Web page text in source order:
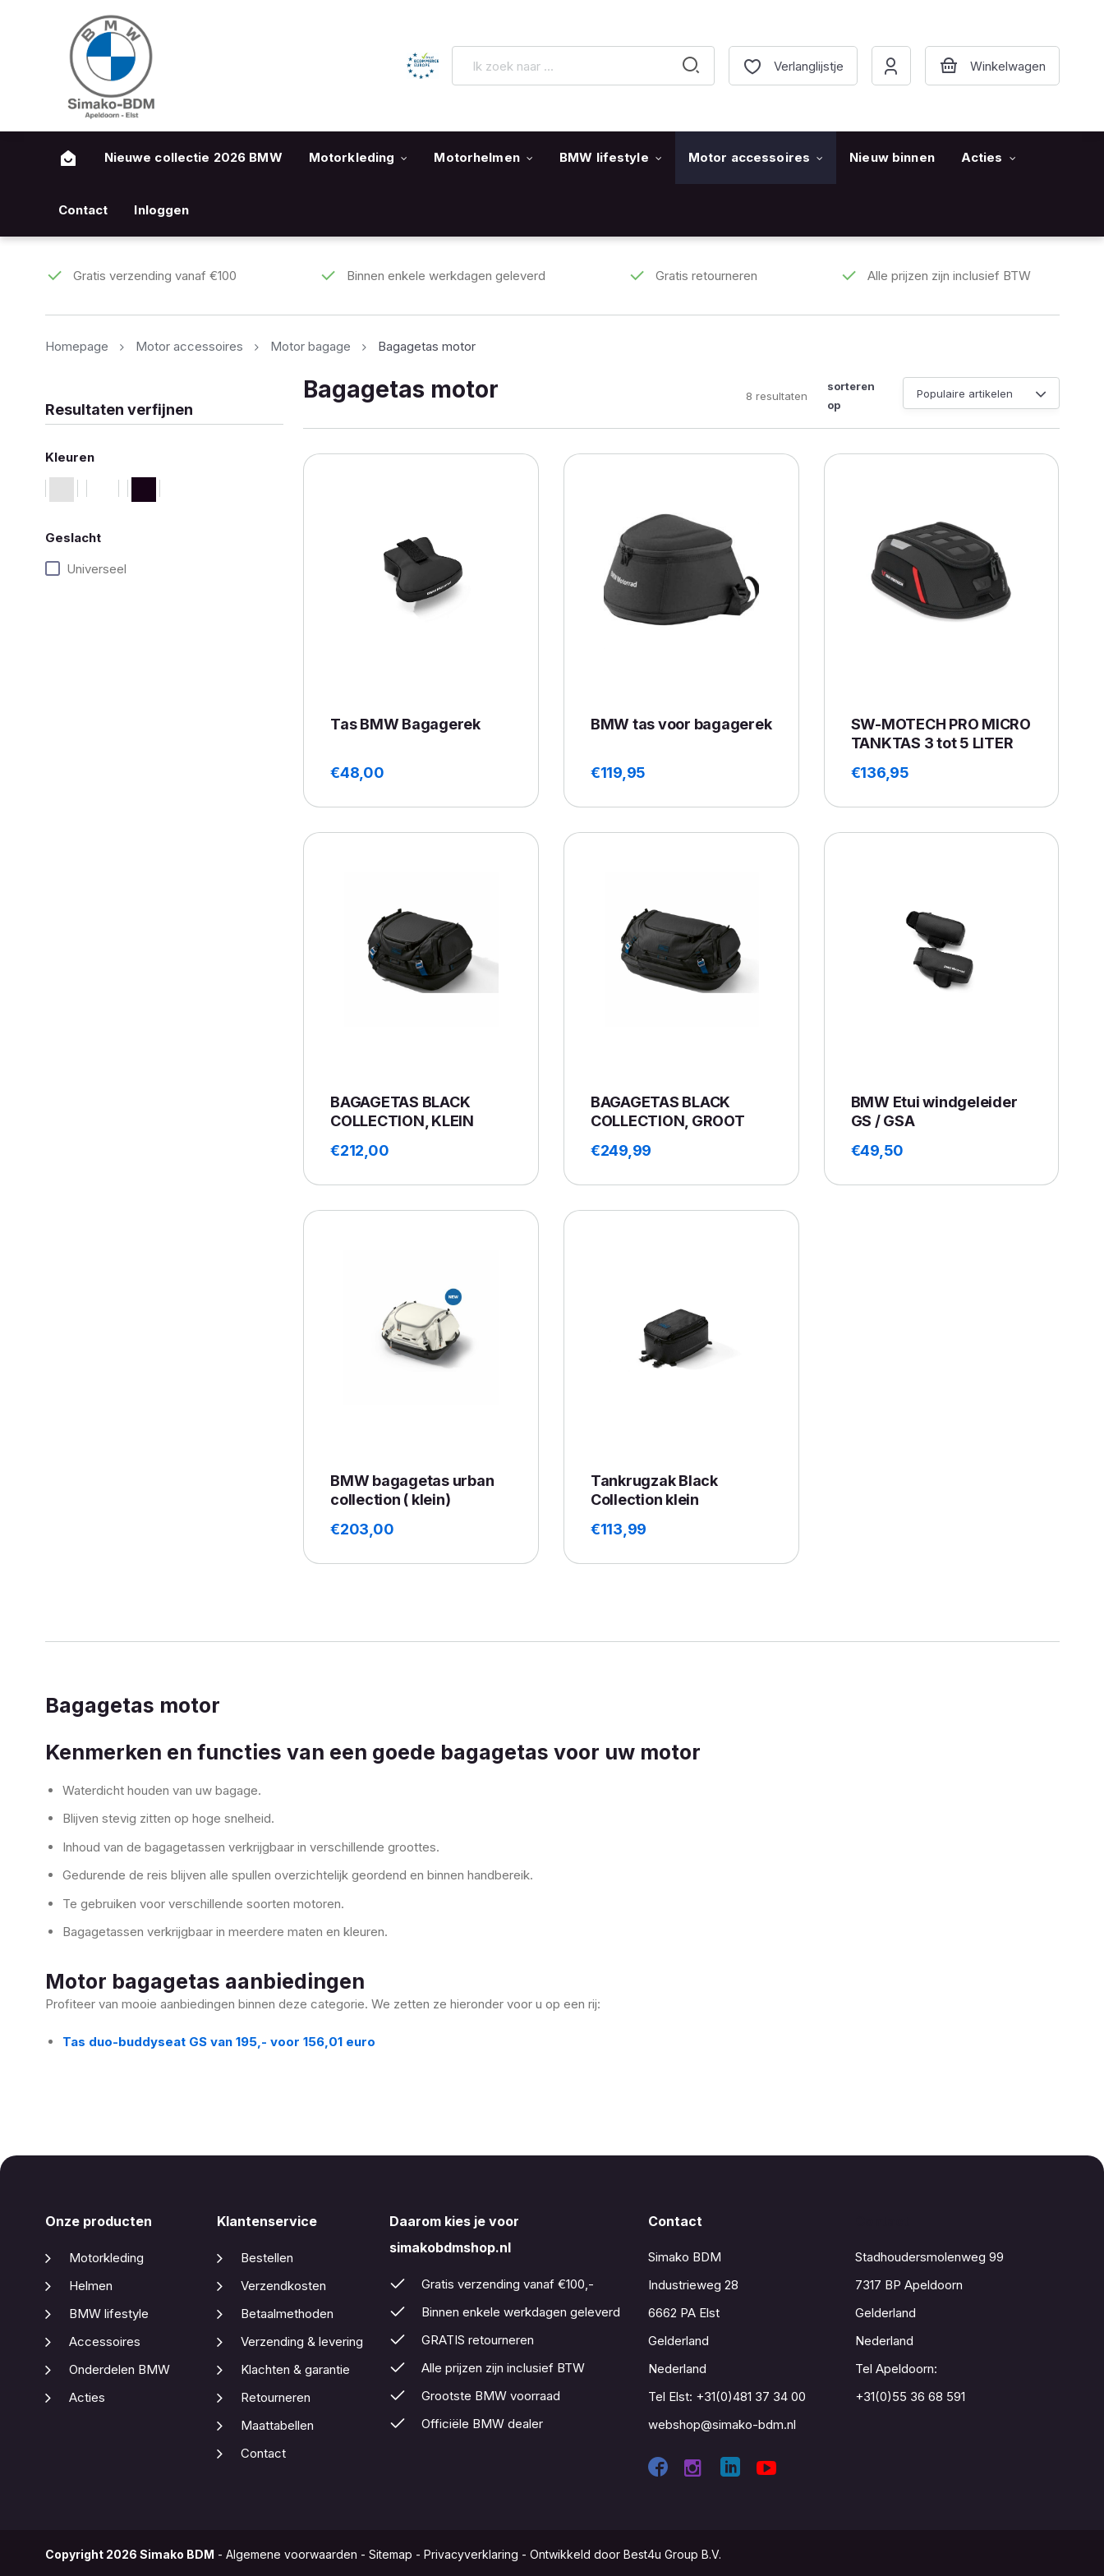
Verlanglijstje
Nieuwe collectie 2026 BMW Motorkleding Motorhelmen BMW lifestyle Motor accessoires Nieuw binnen Acties
Contact Inloggen
Gratis verzending vanaf €100 Binnen enkele werkdagen geleverd Gratis retourneren Alle prijzen zijn inclusief BTW
Homepage Motor accessoires Motor bagage Bagagetas motor
Bagagetas motor 8 resultatenGesorteerd
populariteit
sorteren
op
Tas BMW Bagagerek
€48,00
BMW tas voor bagagerek
€119,95
SW-MOTECH PRO MICRO
TANKTAS 3 tot 5 LITER
€136,95
BAGAGETAS BLACK
COLLECTION, KLEIN
€212,00
BAGAGETAS BLACK
COLLECTION, GROOT
€249,99
BMW Etui windgeleider
GS / GSA
€49,50
BMW bagagetas urban
collection ( klein)
€203,00
Tankrugzak Black
Collection klein
€113,99
Resultaten verfijnen
Kleuren
Geslacht
Universeel
Bagagetas motor
Kenmerken en functies van een goede bagagetas voor uw motor
Waterdicht houden van uw bagage.
Blijven stevig zitten op hoge snelheid.
Inhoud van de bagagetassen verkrijgbaar in verschillende groottes.
Gedurende de reis blijven alle spullen overzichtelijk geordend en binnen handbereik.
Te gebruiken voor verschillende soorten motoren.
Bagagetassen verkrijgbaar in meerdere maten en kleuren.
Motor bagagetas aanbiedingen
Profiteer van mooie aanbiedingen binnen deze categorie. We zetten ze hieronder voor u op een rij:
Tas duo-buddyseat GS van 195,- voor 156,01 euro
Onze producten
Motorkleding
Helmen
BMW lifestyle
Accessoires
Onderdelen BMW
Acties
Klantenservice
Bestellen
Verzendkosten
Betaalmethoden
Verzending & levering
Klachten & garantie
Retourneren
Maattabellen
Contact
Daarom kies je voor
simakobdmshop.nl
Gratis verzending vanaf €100,-
Binnen enkele werkdagen geleverd
GRATIS retourneren
Alle prijzen zijn inclusief BTW
Grootste BMW voorraad
Officiële BMW dealer
Contact
Simako BDM
Industrieweg 28
6662 PA Elst
Gelderland
Nederland
Tel Elst: +31(0)481 37 34 00
webshop@simako-bdm.nl
Stadhoudersmolenweg 99
7317 BP Apeldoorn
Gelderland
Nederland
Tel Apeldoorn:
+31(0)55 36 68 591
Copyright 2026 Simako BDM - Algemene voorwaarden - Sitemap - Privacyverklaring - Ontwikkeld door Best4u Group B.V.